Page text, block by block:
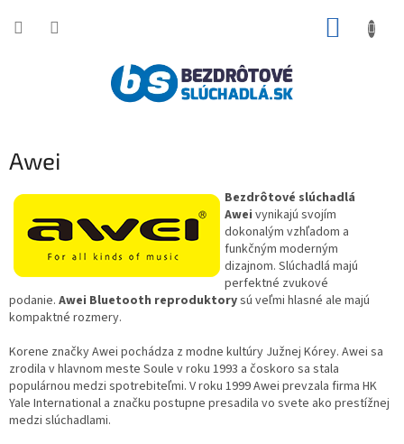
Awei
Bezdrôtové slúchadlá
Awei vynikajú svojím
dokonalým vzhľadom a
funkčným moderným
dizajnom. Slúchadlá majú
perfektné zvukové
podanie. Awei Bluetooth reproduktorysú veľmi hlasné ale majú
kompaktné rozmery.
Korene značky Awei pochádza z modne kultúry Južnej Kórey. Awei sa
zrodila v hlavnom meste Soule v roku 1993 a čoskoro sa stala
populárnou medzi spotrebiteľmi. V roku 1999 Awei prevzala firma HK
Yale International a značku postupne presadila vo svete ako prestížnej
medzi slúchadlami.